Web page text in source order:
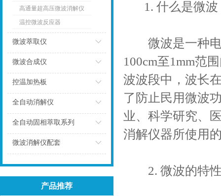
高通量超高压微波消解仪
温控微波反应器
微波萃取仪
微波合成仪
控温加热板
全自动消解仪
点击
全自动固相萃取系列
微波消解仪配套
产品推荐
1. 什么是微波
微波是一种电
100cm至1mm范
波波段中，波长
了防止民用微波
业、科学研究、
消解仪器所使用
2. 微波的特